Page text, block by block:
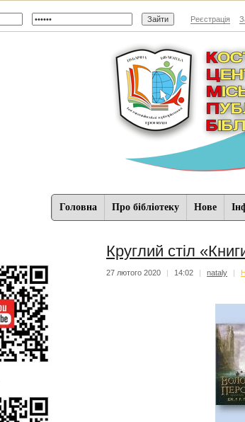
Реєстрація
Головна Про бібліотеку Нове
Круглий стіл
27 лютого 2020 | 14:02 | nataly |